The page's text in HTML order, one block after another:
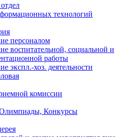
технологий
персоналом
воспитательной, социальной и
работы
экспл.-хоз. деятельности
комиссии
Конкурсы